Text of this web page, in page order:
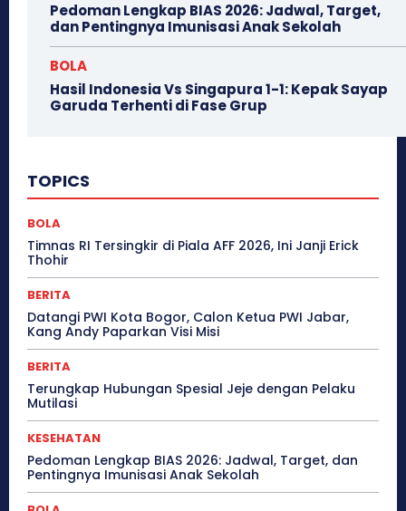
Pedoman Lengkap BIAS 2026: Jadwal, Target,
dan Pentingnya Imunisasi Anak Sekolah
BOLA
Hasil Indonesia Vs Singapura 1-1: Kepak Sayap
Garuda Terhenti di Fase Grup
TOPICS
BOLA
Timnas RI Tersingkir di Piala AFF 2026, Ini Janji Erick
Thohir
BERITA
Datangi PWI Kota Bogor, Calon Ketua PWI Jabar,
Kang Andy Paparkan Visi Misi
BERITA
Terungkap Hubungan Spesial Jeje dengan Pelaku
Mutilasi
KESEHATAN
Pedoman Lengkap BIAS 2026: Jadwal, Target, dan
Pentingnya Imunisasi Anak Sekolah